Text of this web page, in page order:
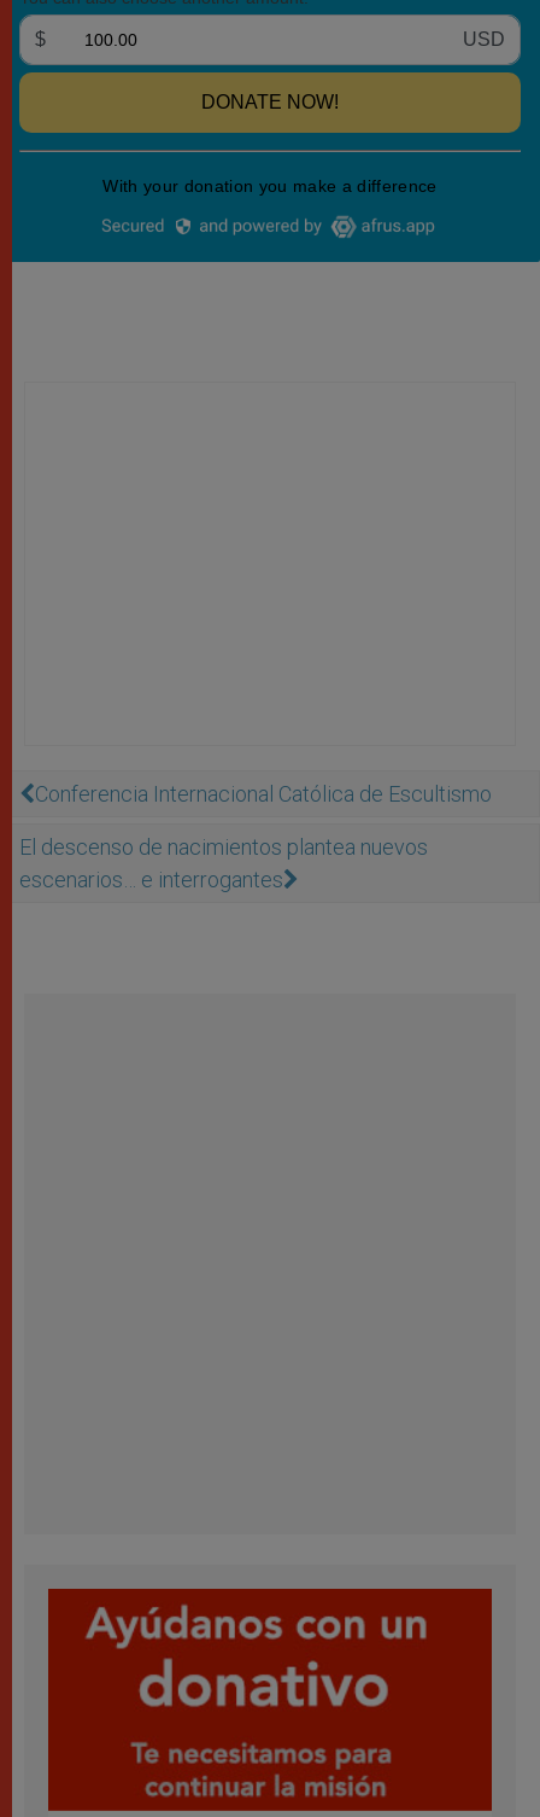
Conferencia Internacional Católica de Escultismo
El descenso de nacimientos plantea nuevos
escenarios… e interrogantes